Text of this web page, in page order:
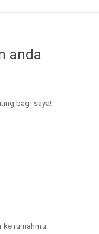
anda
bagi saya!
ke rumahmu.